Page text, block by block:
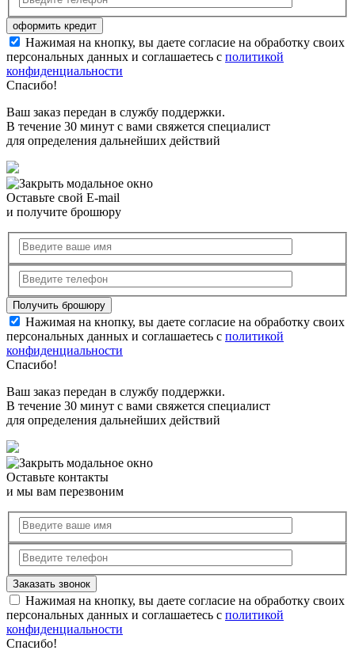
Нажимая на кнопку, вы даете согласие на обработку своих
персональных данных и соглашаетесь с политикой
конфиденциальности
Спасибо!
Ваш заказ передан в службу поддержки.
В течение 30 минут с вами свяжется специалист
для определения дальнейших действий
Оставьте свой E-mail
и получите брошюру
Нажимая на кнопку, вы даете согласие на обработку своих
персональных данных и соглашаетесь с политикой
конфиденциальности
Спасибо!
Ваш заказ передан в службу поддержки.
В течение 30 минут с вами свяжется специалист
для определения дальнейших действий
Оставьте контакты
и мы вам перезвоним
Нажимая на кнопку, вы даете согласие на обработку своих
персональных данных и соглашаетесь с политикой
конфиденциальности
Спасибо!